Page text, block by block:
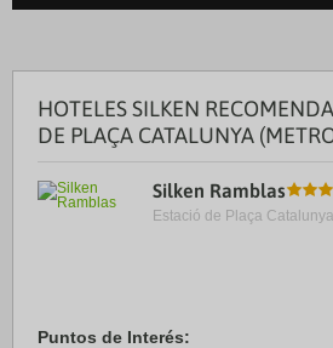
HOTELES SILKEN
DE PLAÇA CATALUNYA
Silken Ramblas
Estació de Plaça
Puntos de Interés: